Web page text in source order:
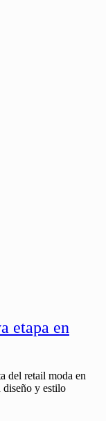
etapa en
del retail moda en
diseño y estilo